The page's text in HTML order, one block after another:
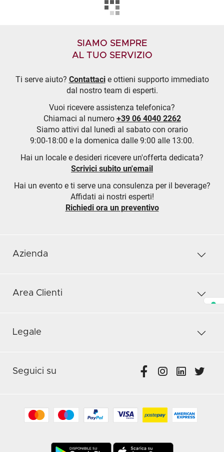
SIAMO SEMPRE
AL TUO SERVIZIO
Ti serve aiuto? Contattacie ottieni supporto immediato
dal nostro team di esperti.
Vuoi ricevere assistenza telefonica?
Chiamaci al numero +39 06 4040 2262
Siamo attivi dal lunedì al sabato con orario
9:00-18:00 e la domenica dalle 9:00 alle 13:00.
Hai un locale e desideri ricevere un'offerta dedicata?
Scrivici subito un'email
Hai un evento e ti serve una consulenza per il beverage?
Affidati ai nostri esperti!
Richiedi ora un preventivo
Azienda
Area Clienti
Legale
Seguici su